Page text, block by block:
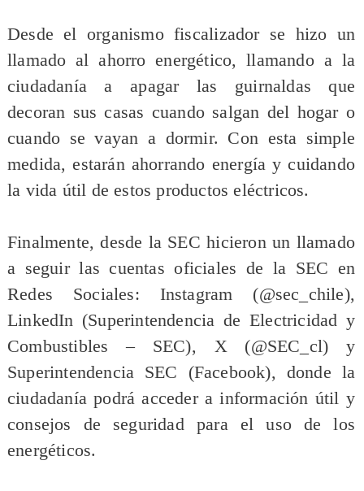
Desde el organismo fiscalizador se hizo un
llamado al ahorro energético, llamando a la
ciudadanía a apagar las guirnaldas que
decoran sus casas cuando salgan del hogar o
cuando se vayan a dormir. Con esta simple
medida, estarán ahorrando energía y cuidando
la vida útil de estos productos eléctricos.
Finalmente, desde la SEC hicieron un llamado
a seguir las cuentas oficiales de la SEC en
Redes Sociales: Instagram (@sec_chile),
LinkedIn (Superintendencia de Electricidad y
Combustibles – SEC), X (@SEC_cl) y
Superintendencia SEC (Facebook), donde la
ciudadanía podrá acceder a información útil y
consejos de seguridad para el uso de los
energéticos.